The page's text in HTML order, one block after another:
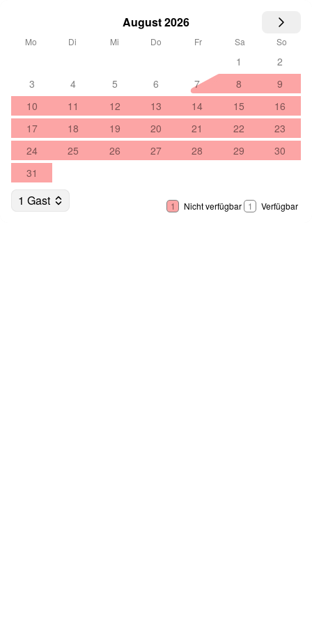
August 2026
Mo Di Mi Do Fr Sa So
1
2
3
4 5 6 7 8
9
10
11 12 13 14 15
16
17
18 19 20 21 22
23
24
25 26 27 28 29
30
31
1 Gast 1 Nicht verfügbar 1 Verfügbar